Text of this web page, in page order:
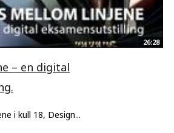
26:28
– en digital
i kull 18, Design...